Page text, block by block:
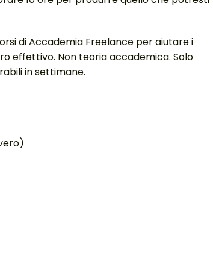
di Accademia Freelance per aiutare i
effettivo. Non teoria accademica. Solo
in settimane.